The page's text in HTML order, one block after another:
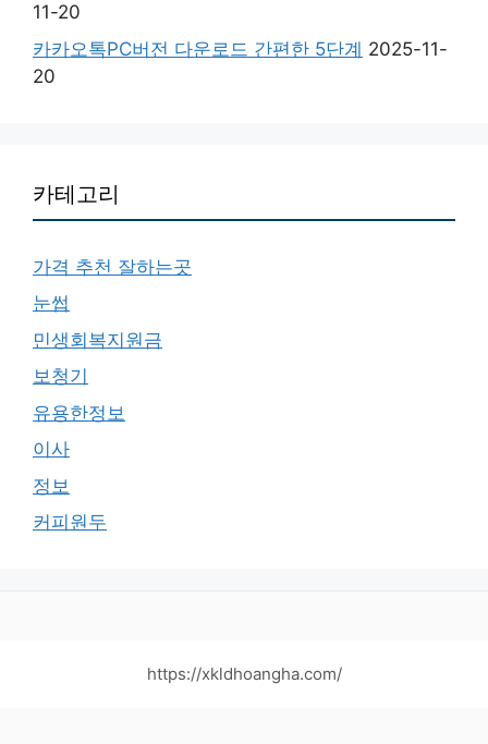
11-20
카카오톡PC버전 다운로드 간편한 5단계 2025-11-
20
카테고리
가격 추천 잘하는곳
눈썹
민생회복지원금
보청기
유용한정보
이사
정보
커피원두
https://xkldhoangha.com/